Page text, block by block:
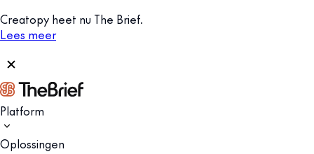
Creatopy heet nu The Brief.
Lees meer
Platform
Oplossingen